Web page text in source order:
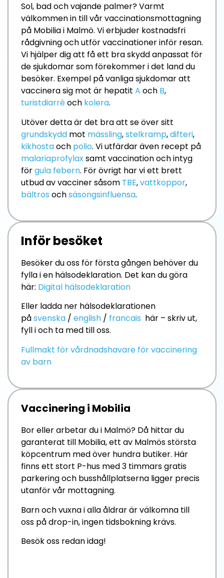
Sol, bad och vajande palmer? Varmt
välkommen in till vår vaccinationsmottagning
på Mobilia i Malmö. Vi erbjuder kostnadsfri
rådgivning och utför vaccinationer inför resan.
Vi hjälper dig att få ett bra skydd anpassat för
de sjukdomar som förekommer i det land du
besöker. Exempel på vanliga sjukdomar att
vaccinera sig mot är hepatit A och B,
turistdiarréoch kolera.
Utöver detta är det bra att se över sitt
grundskydd mot mässling,stelkramp,difteri,
kikhostaoch polio. Vi utfärdar även recept på
malariaprofylaxsamt vaccination och intyg
förgula febern. För övrigt har vi ett brett
utbud av vacciner såsom TBE,vattkoppor,
bältros ochsäsongsinfluensa.
Inför besöket
Besöker du oss för första gången behöver du
fylla i en hälsodeklaration. Det kan du göra
här: Digital hälsodeklaration
Eller ladda ner hälsodeklarationen
påsvenska / english / francais här – skriv ut,
fyll i och ta med till oss.
Fullmakt för vårdnadshavare för vaccinering
av barn
Vaccinering i Mobilia
Bor eller arbetar du i Malmö? Då hittar du
garanterat till Mobilia, ett av Malmös största
köpcentrum med över hundra butiker. Här
finns ett stort P-hus med 3 timmars gratis
parkering och busshållplatserna ligger precis
utanför vår mottagning.
Barn och vuxna i alla åldrar är välkomna till
oss på drop-in, ingen tidsbokning krävs.
Besök oss redan idag!